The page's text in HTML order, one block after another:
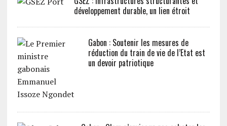
développement durable, un lien étroit
Gabon : Soutenir les mesures de
réduction du train de vie de l’Etat est
un devoir patriotique